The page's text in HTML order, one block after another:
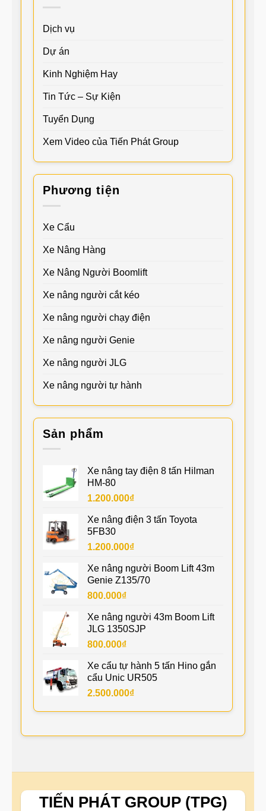
Dịch vụ
Dự án
Kinh Nghiệm Hay
Tin Tức – Sự Kiện
Tuyển Dụng
Xem Video của Tiến Phát Group
Phương tiện
Xe Cẩu
Xe Nâng Hàng
Xe Nâng Người Boomlift
Xe nâng người cắt kéo
Xe nâng người chạy điện
Xe nâng người Genie
Xe nâng người JLG
Xe nâng người tự hành
Sản phẩm
Xe nâng tay điện 8 tấn Hilman
HM-80
1.200.000₫
Xe nâng điện 3 tấn Toyota
5FB30
1.200.000₫
Xe nâng người Boom Lift 43m
Genie Z135/70
800.000₫
Xe nâng người 43m Boom Lift
JLG 1350SJP
800.000₫
Xe cẩu tự hành 5 tấn Hino gắn
cẩu Unic UR505
2.500.000₫
TIẾN PHÁT GROUP (TPG)